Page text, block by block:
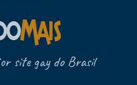
site gay do Brasil